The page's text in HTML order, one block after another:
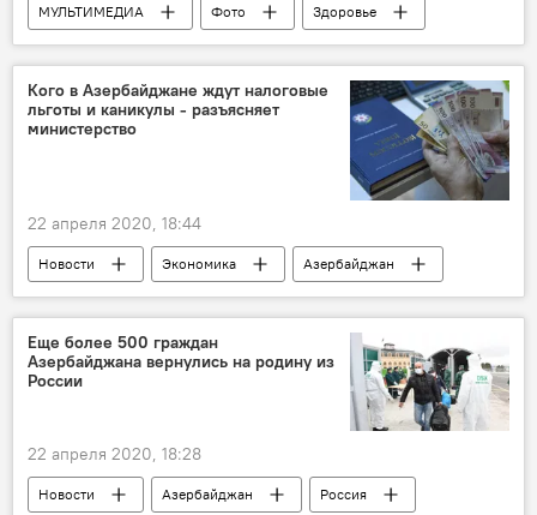
МУЛЬТИМЕДИА Фото
Здоровье
ЖИЗНЬ
Азербайджан Новости
Кого в Азербайджане ждут налоговые
льготы и каникулы - разъясняет
министерство
22 апреля 2020, 18:44
Новости Экономика
Азербайджан
налоги
Льготы
Еще более 500 граждан
Азербайджана вернулись на родину из
России
22 апреля 2020, 18:28
Новости Азербайджан
Россия